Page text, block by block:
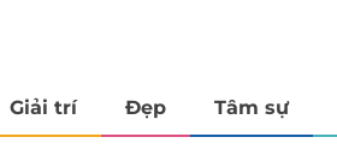
Giải trí Đẹp Tâm sự